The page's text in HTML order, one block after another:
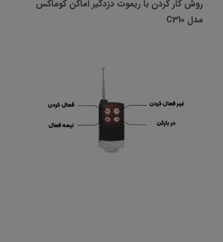
روش کار کردن با ریموت دزدگیر اماکن کوماکس
مدل C310